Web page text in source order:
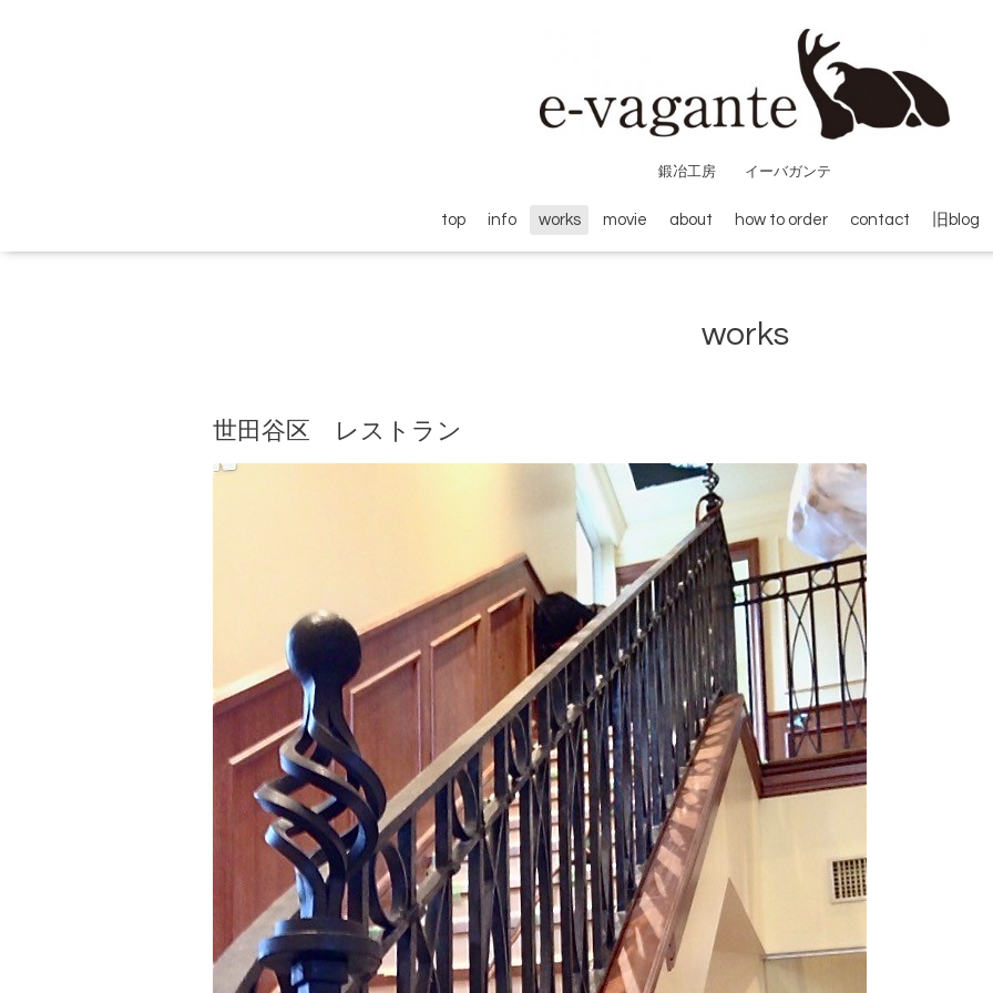
鍛冶工房 イーバガンテ
top info works movie about how to order contact 旧blog
works
世田谷区 レストラン